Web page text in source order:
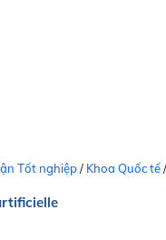
Tốt nghiệp/ Khoa Quốc tế/